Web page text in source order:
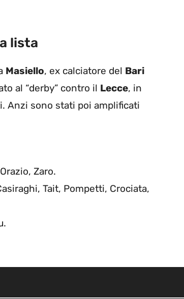
lista
Masiello, ex calciatore del Bari
al “derby” contro il Lecce, in
Anzi sono stati poi amplificati
Zaro.
Tait, Pompetti, Crociata,